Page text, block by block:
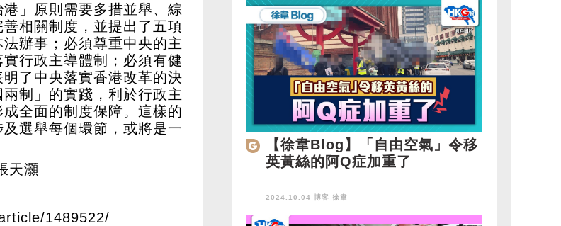
」原則需要多措並舉、綜
相關制度，並提出了五項
辦事；必須尊重中央的主
行政主導體制；必須有健
了中央落實香港改革的決
制」的實踐，利於行政主
全面的制度保障。這樣的
選舉每個環節，或將是一
天灝
1489522/
【徐韋Blog】「自由空氣」令移
英黃絲的阿Q症加重了
2024.10.04 博客 徐韋